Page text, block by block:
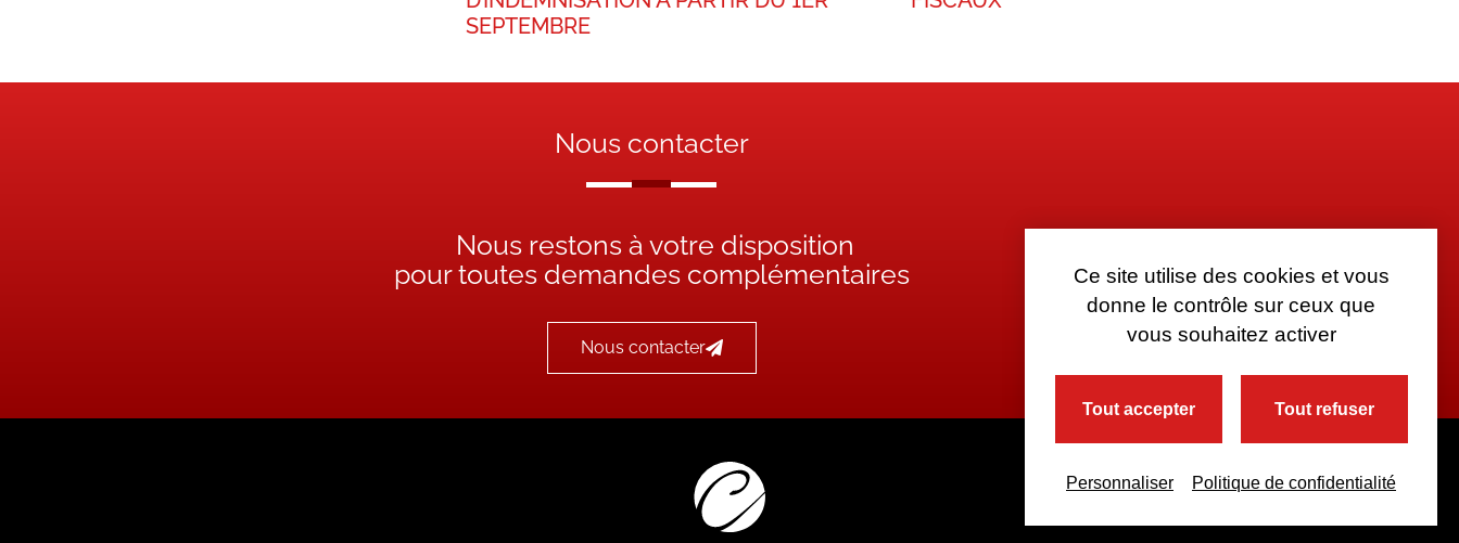
SEPTEMBRE
Nous contacter
Nous restons à votre disposition
pour toutes demandes complémentaires
Nous contacter
Ce site utilise des cookies et vous
donne le contrôle sur ceux que
vous souhaitez activer
Tout accepter Tout refuser
Personnaliser Politique de confidentialité